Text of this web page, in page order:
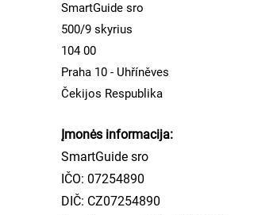
SmartGuide sro
500/9 skyrius
104 00
Praha 10 - Uhříněves
Čekijos Respublika
Įmonės informacija:
SmartGuide sro
IČO: 07254890
DIČ: CZ07254890